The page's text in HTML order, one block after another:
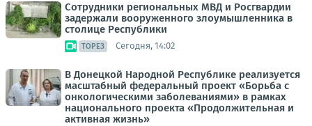
Сотрудники региональных МВД и Росгвардии
задержали вооруженного злоумышленника в
столице Республики
ТОРЕЗ Сегодня, 14:02
В Донецкой Народной Республике реализуется
масштабный федеральный проект «Борьба с
онкологическими заболеваниями» в рамках
национального проекта «Продолжительная и
активная жизнь»